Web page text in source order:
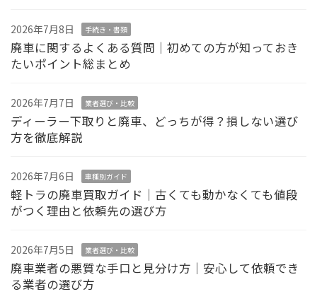
2026年7月8日 手続き・書類
廃車に関するよくある質問｜初めての方が知っておき
たいポイント総まとめ
2026年7月7日 業者選び・比較
ディーラー下取りと廃車、どっちが得？損しない選び
方を徹底解説
2026年7月6日 車種別ガイド
軽トラの廃車買取ガイド｜古くても動かなくても値段
がつく理由と依頼先の選び方
2026年7月5日 業者選び・比較
廃車業者の悪質な手口と見分け方｜安心して依頼でき
る業者の選び方